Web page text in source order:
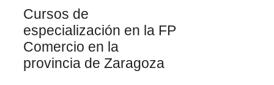
Cursos de
especialización en la FP
Comercio en la
provincia de Zaragoza